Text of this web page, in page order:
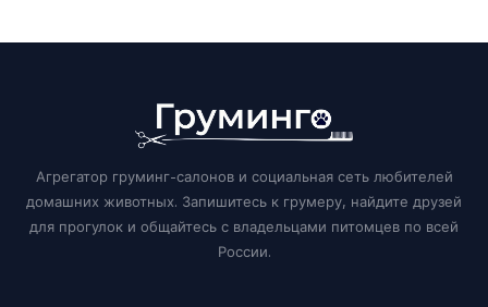
Агрегатор груминг-салонов и социальная сеть любителей
домашних животных. Запишитесь к грумеру, найдите друзей
для прогулок и общайтесь с владельцами питомцев по всей
России.